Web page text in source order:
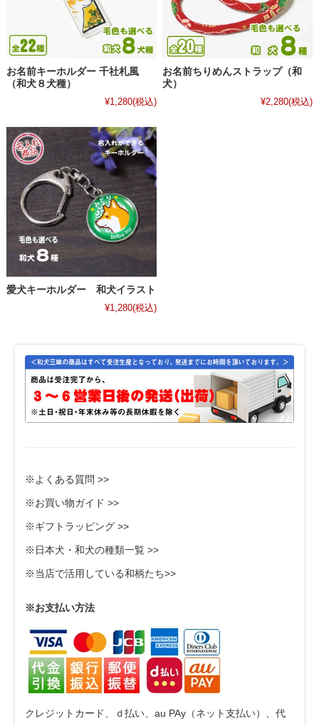
お名前キーホルダー 千社札風
（和犬８犬種）
¥1,280(税込)
お名前ちりめんストラップ（和
犬）
¥2,280(税込)
愛犬キーホルダー 和犬イラスト
¥1,280(税込)
※よくある質問 >>
※お買い物ガイド >>
※ギフトラッピング >>
※日本犬・和犬の種類一覧 >>
※当店で活用している和柄たち>>
※お支払い方法
クレジットカード、ｄ払い、au PAy（ネット支払い）、代